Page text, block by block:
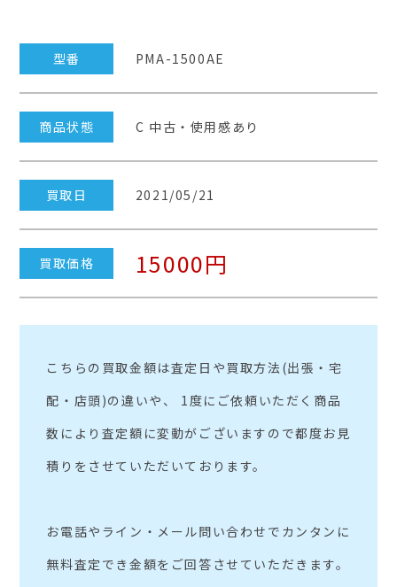
型番 PMA-1500AE
商品状態 C 中古・使用感あり
買取日 2021/05/21
買取価格 15000円
こちらの買取金額は査定日や買取方法(出張・宅
配・店頭)の違いや、 1度にご依頼いただく商品
数により査定額に変動がございますので都度お見
積りをさせていただいております。
お電話やライン・メール問い合わせでカンタンに
無料査定でき金額をご回答させていただきます。